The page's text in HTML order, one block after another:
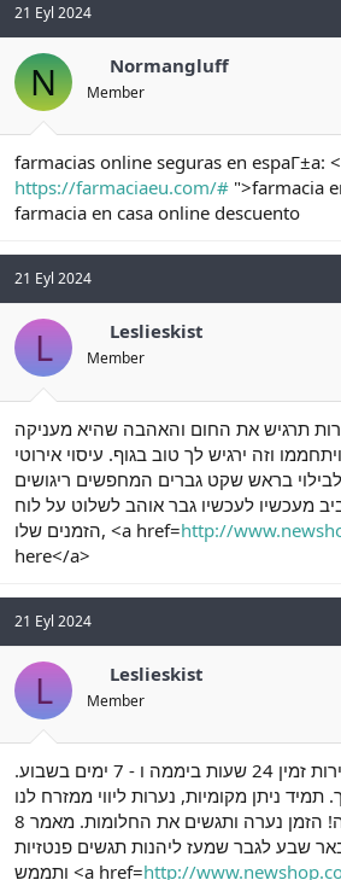
21 Eyl 2024
N Normangluff
Member
farmacias online seguras en espaГ±a:
https://farmaciaeu.com/# ">farmacia
farmacia en casa online descuento
21 Eyl 2024
L Leslieskist
Member
תרגיש את החום והאהבה שהיא מעניקה
וזה ירגיש לך טוב בגוף. עיסוי אירוטי
בראש שקט גברים המחפשים ריגושים
מעכשיו לעכשיו גבר אוהב לשלוט על לוח
הזמנים שלו, <a href=http://
here</a>
21 Eyl 2024
L Leslieskist
Member
בילוי ללא דאגות. השירות זמין 24 שעות ביממה ו - 7 ימים בשבוע.
ניתן מקומיות, נערות ליווי ממזרח לנו
שאתה יודע את התשובה! הזמן נערה ותגשים את החלומות. מאמר 8
שבע לגבר שמעז ליהנות תגשים פנטזיות
ותממש <a href=http://